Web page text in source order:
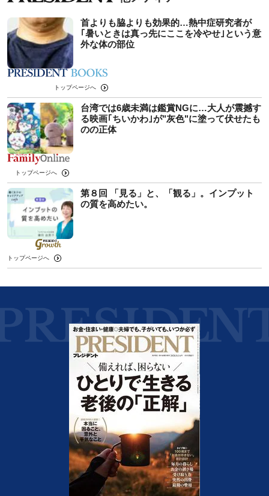
首よりも脇よりも効果的…熱中症研究者が
｢暑いときは真っ先にここを冷やせ｣という意
外な体の部位
トップページへ
台湾では6歳未満は鑑賞NGに…大人が震撼す
る映画｢ちいかわ｣が"灰色"に塗って伏せたも
のの正体
トップページへ
第８回 「見る」と、「観る」。インプット
の質を高めたい。
トップページへ